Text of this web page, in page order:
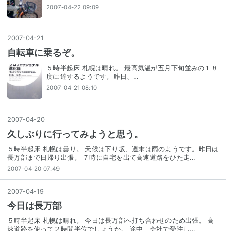
2007-04-22 09:09
2007-04-21
自転車に乗るぞ。
５時半起床 札幌は晴れ。 最高気温が五月下旬並みの１８
度に達するようです。昨日、…
2007-04-21 08:10
2007-04-20
久しぶりに行ってみようと思う。
５時半起床 札幌は曇り。 天候は下り坂、週末は雨のようです。昨日は
長万部まで日帰り出張。 ７時に自宅を出て高速道路をひた走…
2007-04-20 07:49
2007-04-19
今日は長万部
５時半起床 札幌は晴れ。 今日は長万部へ打ち合わせのため出張。 高
速道路を使って２時間半位でしょうか。 途中、会社で受注し…